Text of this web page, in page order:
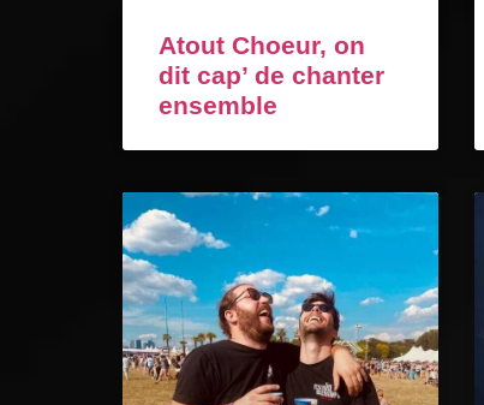
Atout Choeur, on
dit cap’ de chanter
ensemble